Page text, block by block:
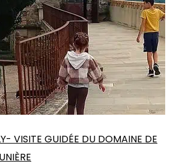
VISITE GUIDÉE DU DOMAINE DE